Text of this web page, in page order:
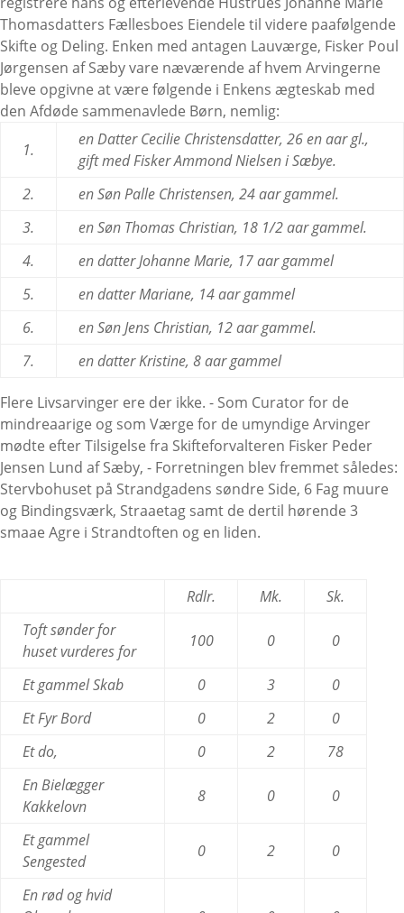
Thomasdatters Fællesboes Eiendele til videre paafølgende
Skifte og Deling. Enken med antagen Lauværge, Fisker Poul
Jørgensen af Sæby vare næværende af hvem Arvingerne
bleve opgivne at være følgende i Enkens ægteskab med
den Afdøde sammenavlede Børn, nemlig:
1.
en Datter Cecilie Christensdatter, 26 en aar gl.,
gift med Fisker Ammond Nielsen i Sæbye.
2.
en Søn Palle Christensen, 24 aar gammel.
3.
en Søn Thomas Christian, 18 1/2 aar gammel.
4.
en datter Johanne Marie, 17 aar gammel
5.
en datter Mariane, 14 aar gammel
6.
en Søn Jens Christian, 12 aar gammel.
7.
en datter Kristine, 8 aar gammel
Flere Livsarvinger ere der ikke. - Som Curator for de
mindreaarige og som Værge for de umyndige Arvinger
mødte efter Tilsigelse fra Skifteforvalteren Fisker Peder
Jensen Lund af Sæby, - Forretningen blev fremmet således:
Stervbohuset på Strandgadens søndre Side, 6 Fag muure
og Bindingsværk, Straaetag samt de dertil hørende 3
smaae Agre i Strandtoften og en liden.
Rdlr. Mk.
Sk.
Toft sønder for
huset vurderes for
100 0 0
Et gammel Skab 0 3
0
Et Fyr Bord
0 2
0
Et do,
0 2
78
En Bielægger
Kakkelovn
8 0 0
Et gammel
Sengested
0 2 0
En rød og hvid